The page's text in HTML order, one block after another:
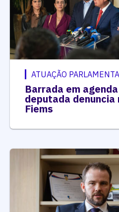
ATUAÇÃO
Barrada em
deputada denuncia
Fiems